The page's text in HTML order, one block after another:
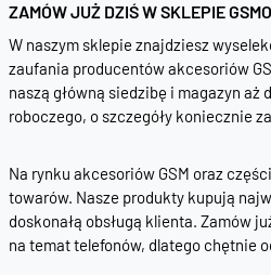
ZAMÓW JUŻ DZIŚ W SKLEPIE
W naszym sklepie znajdziesz
zaufania producentów akcesoriów
naszą główną siedzibę i magazyn
roboczego, o szczegóły koniecznie
Na rynku akcesoriów GSM oraz
towarów. Nasze produkty kupują
doskonałą obsługą klienta. Zamów
na temat telefonów, dlatego chętnie